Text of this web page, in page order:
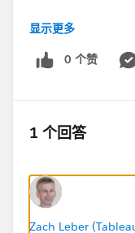
2026.1のリリース
書いてありました。
この影響なのでし
显示更多
0 个赞
1 个回答
Zach Leber